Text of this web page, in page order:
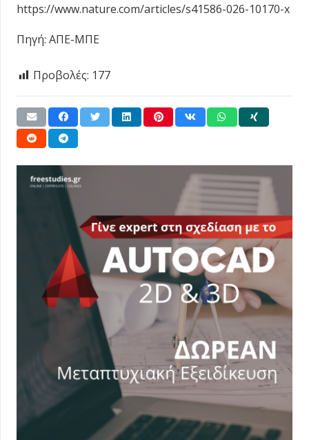
https://www.nature.com/articles/s41586-026-10170-x
Πηγή: ΑΠΕ-ΜΠΕ
Προβολές: 177